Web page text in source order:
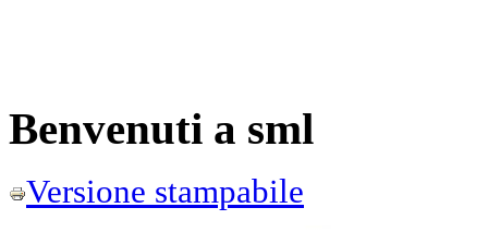
Benvenuti a sml
Versione stampabile